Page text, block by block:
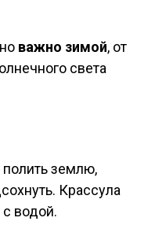
важно зимой, от
света
полить землю,
Крассула
водой.